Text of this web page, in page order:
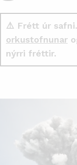
⚠️ Frétt úr
orkustofnunar
nýrri fréttir.